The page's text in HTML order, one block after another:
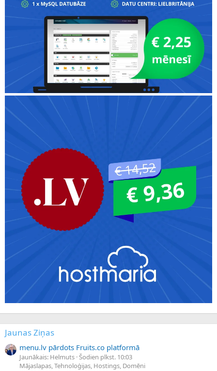
Jaunas Ziņas
menu.lv pārdots Fruits.co platformā
Jaunākais: Helmuts Šodien plkst. 10:03
Mājaslapas, Tehnoloģijas, Hostings, Domēni